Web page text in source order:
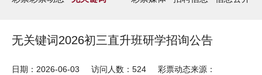
无关键词2026初三直升班研学招询公告
日期：2026-06-03 访问人数：524 彩票动态来源：